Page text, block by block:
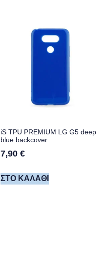
iS TPU PREMIUM LG G5 deep
blue backcover
7,90 €
ΣΤΟ ΚΑΛΆΘΙ